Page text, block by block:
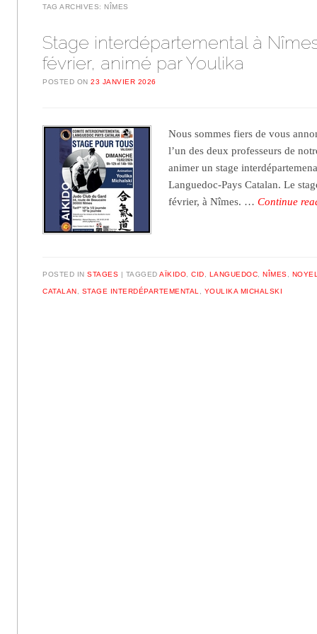
TAG ARCHIVES: NÎMES
Stage interdépartemental à
février, animé par Youlika
POSTED ON23 JANVIER 2026
Nous sommes fiers de vous
l’un des deux professeurs de
animer un stage
Languedoc-Pays Catalan. Le
février, à Nîmes. …Continue
POSTED INSTAGES TAGGEDAÏKIDO ,CID LANGUEDOC ,NÎMES
CATALAN STAGE INTERDÉPARTEMENTAL YOULIKA MICHALSKI